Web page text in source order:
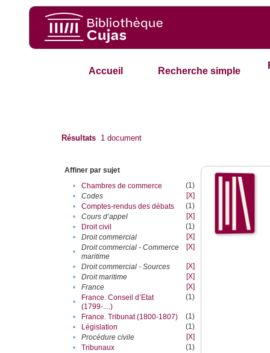
Accueil Recherche simple
Résultats 1 document
Affiner par sujet
•
Chambres de commerce
(1)
•
Codes
[X]
•
Comptes-rendus des débats
(1)
•
Cours d’appel
[X]
•
Droit civil
(1)
•
Droit commercial
[X]
•
Droit commercial - Commerce
maritime
[X]
• Droit commercial - Sources
[X]
•
Droit maritime
[X]
•
France
[X]
•
France. Conseil d’Etat
(1799-....)
(1)
• France. Tribunat (1800-1807)
(1)
•
Législation
(1)
•
Procédure civile
[X]
•
Tribunaux
(1)